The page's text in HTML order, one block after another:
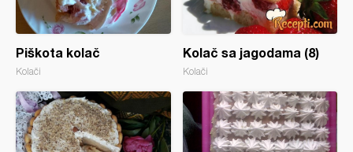
Piškota kolač
Kolači
Kolač sa jagodama (8)
Kolači